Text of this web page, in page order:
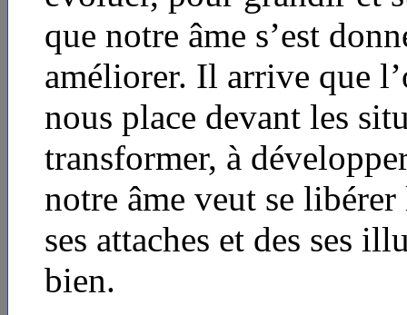
que notre âme s’est
améliorer. Il arrive que
nous place devant les
transformer, à
notre âme veut se
ses attaches et des ses
bien.